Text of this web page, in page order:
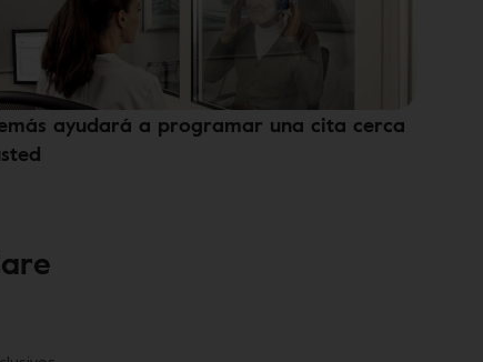
ayudará a programar una cita cerca